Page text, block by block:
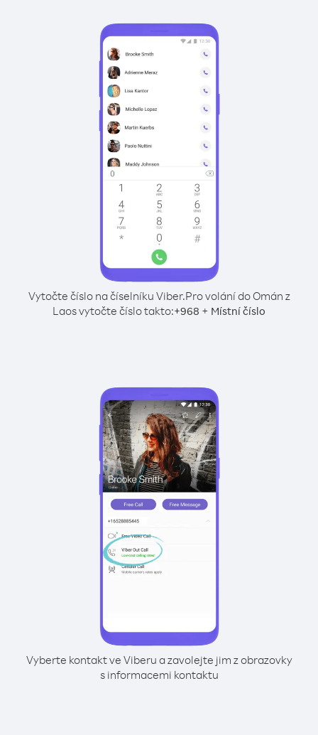
Vytočte číslo na číselníku Viber.Pro volání do Omán z
Laos vytočte číslo takto:+968 + Místní číslo
Vyberte kontakt ve Viberu a zavolejte jim z obrazovky
s informacemi kontaktu